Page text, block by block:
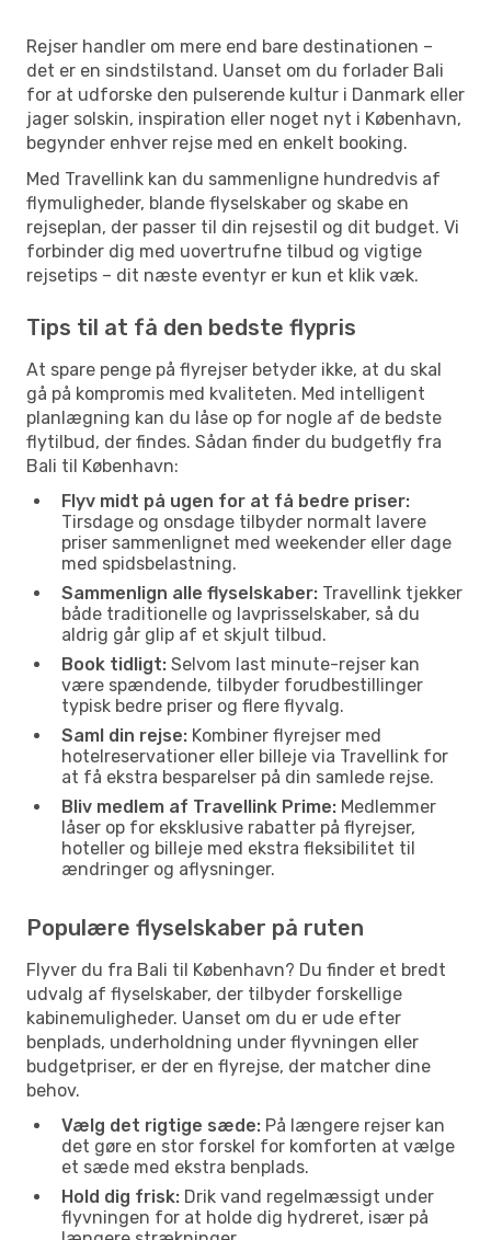
Rejser handler om mere end bare destinationen –
det er en sindstilstand. Uanset om du forlader Bali
for at udforske den pulserende kultur i Danmark eller
jager solskin, inspiration eller noget nyt i København,
begynder enhver rejse med en enkelt booking.
Med Travellink kan du sammenligne hundredvis af
flymuligheder, blande flyselskaber og skabe en
rejseplan, der passer til din rejsestil og dit budget. Vi
forbinder dig med uovertrufne tilbud og vigtige
rejsetips – dit næste eventyr er kun et klik væk.
Tips til at få den bedste flypris
At spare penge på flyrejser betyder ikke, at du skal
gå på kompromis med kvaliteten. Med intelligent
planlægning kan du låse op for nogle af de bedste
flytilbud, der findes. Sådan finder du budgetfly fra
Bali til København:
Flyv midt på ugen for at få bedre priser:
Tirsdage og onsdage tilbyder normalt lavere
priser sammenlignet med weekender eller dage
med spidsbelastning.
Sammenlign alle flyselskaber: Travellink tjekker
både traditionelle og lavprisselskaber, så du
aldrig går glip af et skjult tilbud.
Book tidligt: Selvom last minute-rejser kan
være spændende, tilbyder forudbestillinger
typisk bedre priser og flere flyvalg.
Saml din rejse: Kombiner flyrejser med
hotelreservationer eller billeje via Travellink for
at få ekstra besparelser på din samlede rejse.
Bliv medlem af Travellink Prime: Medlemmer
låser op for eksklusive rabatter på flyrejser,
hoteller og billeje med ekstra fleksibilitet til
ændringer og aflysninger.
Populære flyselskaber på ruten
Flyver du fra Bali til København? Du finder et bredt
udvalg af flyselskaber, der tilbyder forskellige
kabinemuligheder. Uanset om du er ude efter
benplads, underholdning under flyvningen eller
budgetpriser, er der en flyrejse, der matcher dine
behov.
Vælg det rigtige sæde: På længere rejser kan
det gøre en stor forskel for komforten at vælge
et sæde med ekstra benplads.
Hold dig frisk: Drik vand regelmæssigt under
flyvningen for at holde dig hydreret, især på